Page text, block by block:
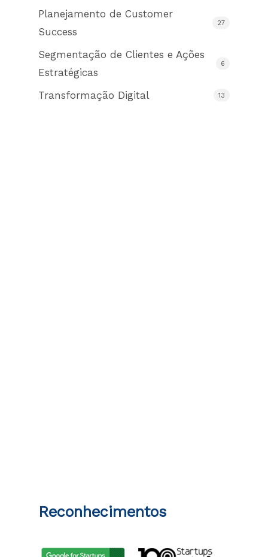
Planejamento de Customer
Success
27
Segmentação de Clientes e Ações
Estratégicas
6
Transformação Digital 13
Reconhecimentos